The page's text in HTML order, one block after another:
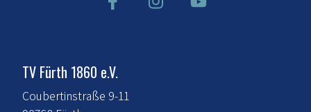
TV Fürth 1860 e.V.
Coubertinstraße 9-11